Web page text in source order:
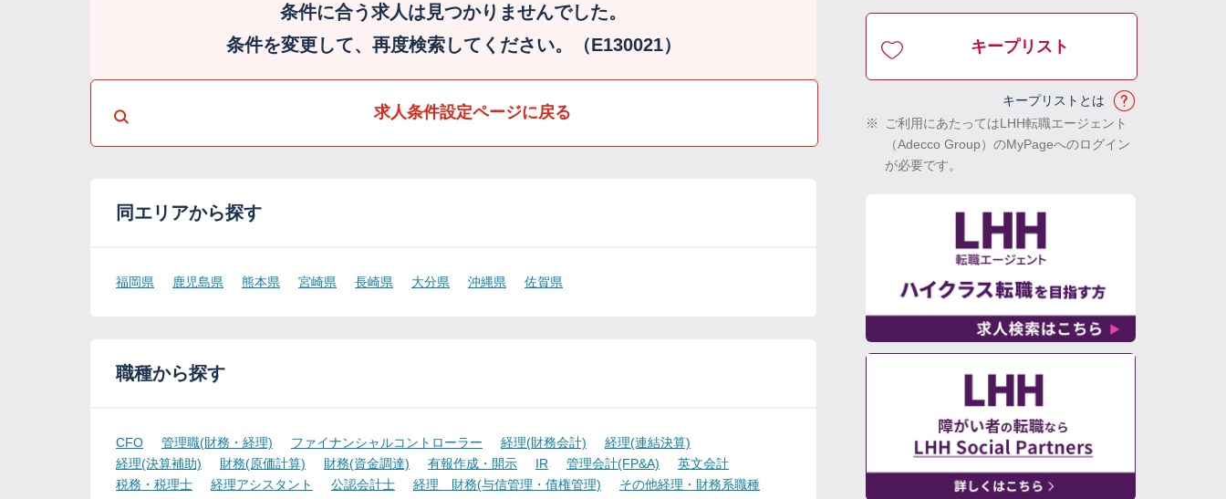
条件に合う求人は見つかりませんでした。
条件を変更して、再度検索してください。（E130021）
求人条件設定ページに戻る
同エリアから探す
福岡県 鹿児島県 熊本県 宮崎県 長崎県 大分県 沖縄県 佐賀県
職種から探す
CFO 管理職(財務・経理) ファイナンシャルコントローラー 経理(財務会計)
経理(連結決算)
経理(決算補助)
財務(原価計算) 財務(資金調達) 有報作成・開示 IR 管理会計(FP&A)
英文会計
税務・税理士
経理アシスタント 公認会計士 経理 財務(与信管理・債権管理) その他経理・財務系職種
キープリスト
キープリストとは
※
ご利用にあたってはLHH転職エージェント
（Adecco Group）のMyPageへのログイン
が必要です。